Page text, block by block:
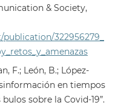
& Society,
322956279_
F.; León, B.; López-
en tiempos
sobre la Covid-19”.